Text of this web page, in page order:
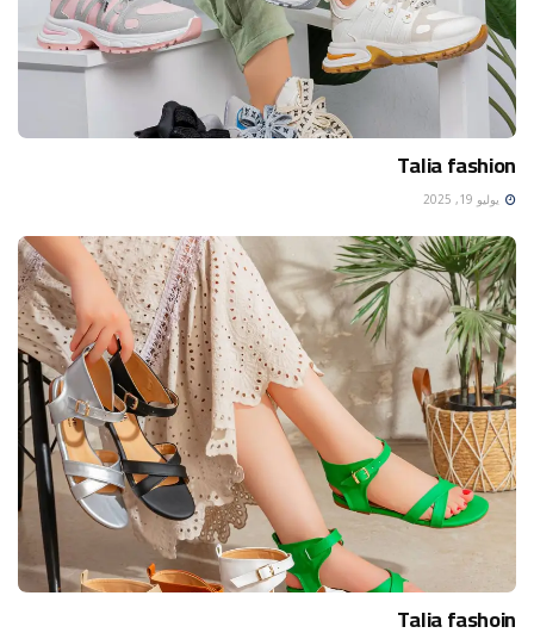
Talia fashion
يوليو 19, 2025
Talia fashoin